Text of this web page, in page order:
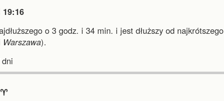
19:16
o 3 godz. i 34 min. i jest dłuższy od
Warszawa).
dni